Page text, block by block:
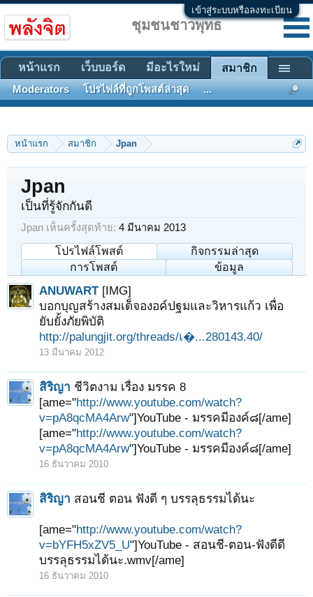
เข้าสู่ระบบหรือลงทะเบียน
หน้าแรก สมาชิก Jpan
Jpan
เป็นที่รู้จักกันดี
Jpan เห็นครั้งสุดท้าย: 4 มีนาคม 2013
โปรไฟล์โพสต์
กิจกรรมล่าสุด
การโพสต์
ข้อมูล
ANUWART [IMG]
บอกบุญสร้างสมเด็จองอค์ปฐมและวิหารแก้ว เพื่อ
ยับยั้งภัยพิบัติ
http://palungjit.org/threads/เ�...280143.40/
13 มีนาคม 2012
สิริญา ชีวิตงาม เรื่อง มรรค 8
[ame="http://www.youtube.com/watch?
v=pA8qcMA4Arw"]YouTube - มรรคมีองค์๘[/ame]
[ame="http://www.youtube.com/watch?
v=pA8qcMA4Arw"]YouTube - มรรคมีองค์๘[/ame]
16 ธันวาคม 2010
สิริญา สอนชี ตอน ฟังดี ๆ บรรลุธรรมได้นะ
[ame="http://www.youtube.com/watch?
v=bYFH5xZV5_U"]YouTube - สอนชี-ตอน-ฟังดีดี
บรรลุธรรมได้นะ.wmv[/ame]
16 ธันวาคม 2010
ชุมชนชาวพุทธ
หน้าแรก เว็บบอร์ด มีอะไรใหม่ สมาชิก
Moderators โปรไฟล์ที่ถูกโพสต์ล่าสุด ...